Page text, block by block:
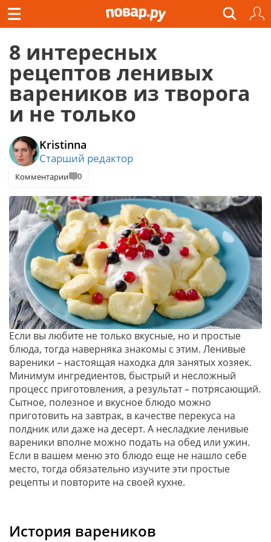
8 интересных
рецептов ленивых
вареников из творога
и не только
Kristinna
Старший редактор
Комментарии 0
Если вы любите не только вкусные, но и простые
блюда, тогда наверняка знакомы с этим. Ленивые
вареники – настоящая находка для занятых хозяек.
Минимум ингредиентов, быстрый и несложный
процесс приготовления, а результат – потрясающий.
Сытное, полезное и вкусное блюдо можно
приготовить на завтрак, в качестве перекуса на
полдник или даже на десерт. А несладкие ленивые
вареники вполне можно подать на обед или ужин.
Если в вашем меню это блюдо еще не нашло себе
место, тогда обязательно изучите эти простые
рецепты и повторите на своей кухне.
История вареников